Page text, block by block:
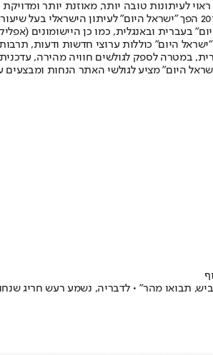
לעיתונות טובה יותר, מאוזנת יותר
תשלום. המהדורה המודפסת הראשונה פורסמה ב-30 ביולי 2007, וב-
היום" כוללות ערוצי חדשות ודעות,
במטרה לספק לגולשים חוויה מהירה,
היום" מציע לגולשי האתר הנחות
תבואו מהר" • לדבריה, נשמע רעש חריג